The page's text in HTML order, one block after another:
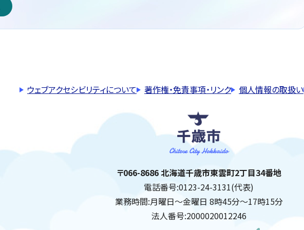
ウェブアクセシビリティについて 著作権・免責事項・リンク 個人情報の取扱い
千歳市
住所:
〒066-8686 北海道千歳市東雲町2丁目34番地
電話番号:0123-24-3131(代表)
業務時間:月曜日～金曜日 8時45分～17時15分
法人番号:2000020012246